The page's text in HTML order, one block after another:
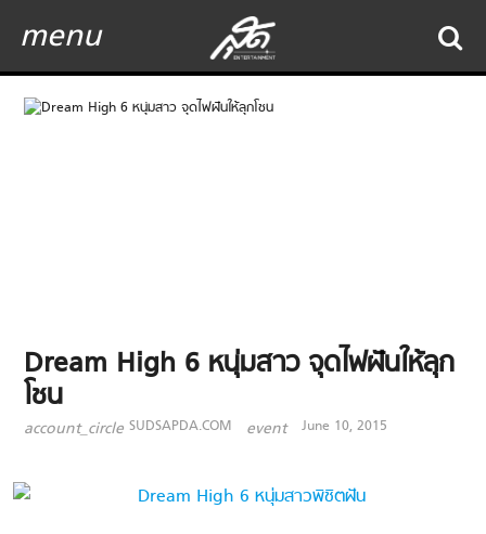
menu
Dream High 6 หนุ่มสาว จุดไฟฝันให้ลุก
โชน
account_circle SUDSAPDA.COM event June 10, 2015